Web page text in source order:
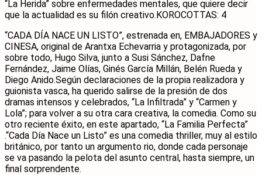
“La Herida” sobre enfermedades mentales, que quiere decir
que la actualidad es su filón creativo.KOROCOTTAS: 4
“CADA DÍA NACE UN LISTO”, estrenada en, EMBAJADORES y
CINESA, original de Arantxa Echevarria y protagonizada, por
sobre todo, Hugo Silva, junto a Susi Sánchez, Dafne
Fernández, Jaime Olías, Ginés García Millán, Belén Rueda y
Diego Anido.Según declaraciones de la propia realizadora y
guionista vasca, ha querido salirse de la presión de dos
dramas intensos y celebrados, “La Infiltrada” y “Carmen y
Lola”; para volver a su otra cara creativa, la comedia. Como su
otro reciente éxito, en este apartado, “La Familia Perfecta”
.“Cada Día Nace un Listo” es una comedia thriller, muy al estilo
británico, por tanto un argumento rio, donde cada personaje
se va pasando la pelota del asunto central, hasta siempre, un
final sorprendente.